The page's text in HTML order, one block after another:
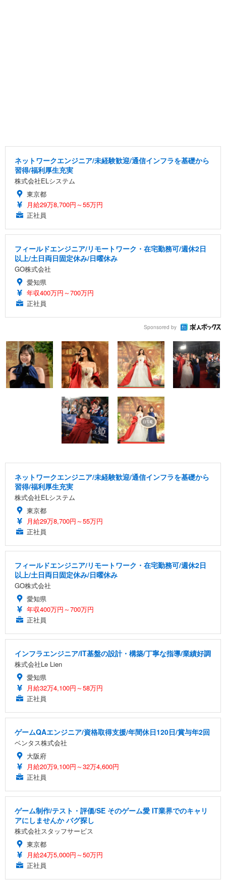
ネットワークエンジニア/未経験歓迎/通信インフラを基礎から
習得/福利厚生充実
株式会社ELシステム
東京都
月給29万8,700円～55万円
正社員
フィールドエンジニア/リモートワーク・在宅勤務可/週休2日
以上/土日両日固定休み/日曜休み
GO株式会社
愛知県
年収400万円～700万円
正社員
Sponsored by
ネットワークエンジニア/未経験歓迎/通信インフラを基礎から
習得/福利厚生充実
株式会社ELシステム
東京都
月給29万8,700円～55万円
正社員
フィールドエンジニア/リモートワーク・在宅勤務可/週休2日
以上/土日両日固定休み/日曜休み
GO株式会社
愛知県
年収400万円～700万円
正社員
インフラエンジニア/IT基盤の設計・構築/丁寧な指導/業績好調
株式会社Le Lien
愛知県
月給32万4,100円～58万円
正社員
ゲームQAエンジニア/資格取得支援/年間休日120日/賞与年2回
ベンタス株式会社
大阪府
月給20万9,100円～32万4,600円
正社員
ゲーム制作/テスト・評価/SE そのゲーム愛 IT業界でのキャリ
アにしませんか バグ探し
株式会社スタッフサービス
東京都
月給24万5,000円～50万円
正社員